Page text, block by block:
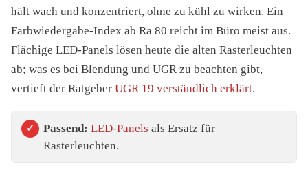
hält wach und konzentriert, ohne zu kühl zu wirken. Ein
Farbwiedergabe-Index ab Ra 80 reicht im Büro meist aus.
Flächige LED-Panels lösen heute die alten Rasterleuchten
ab; was es bei Blendung und UGR zu beachten gibt,
vertieft der Ratgeber UGR 19 verständlich erklärt.
Passend: LED-Panels als Ersatz für
Rasterleuchten.